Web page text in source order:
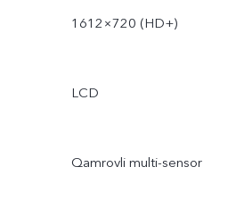
1612×720 (HD+)
LCD
Qamrovli multi-sensor